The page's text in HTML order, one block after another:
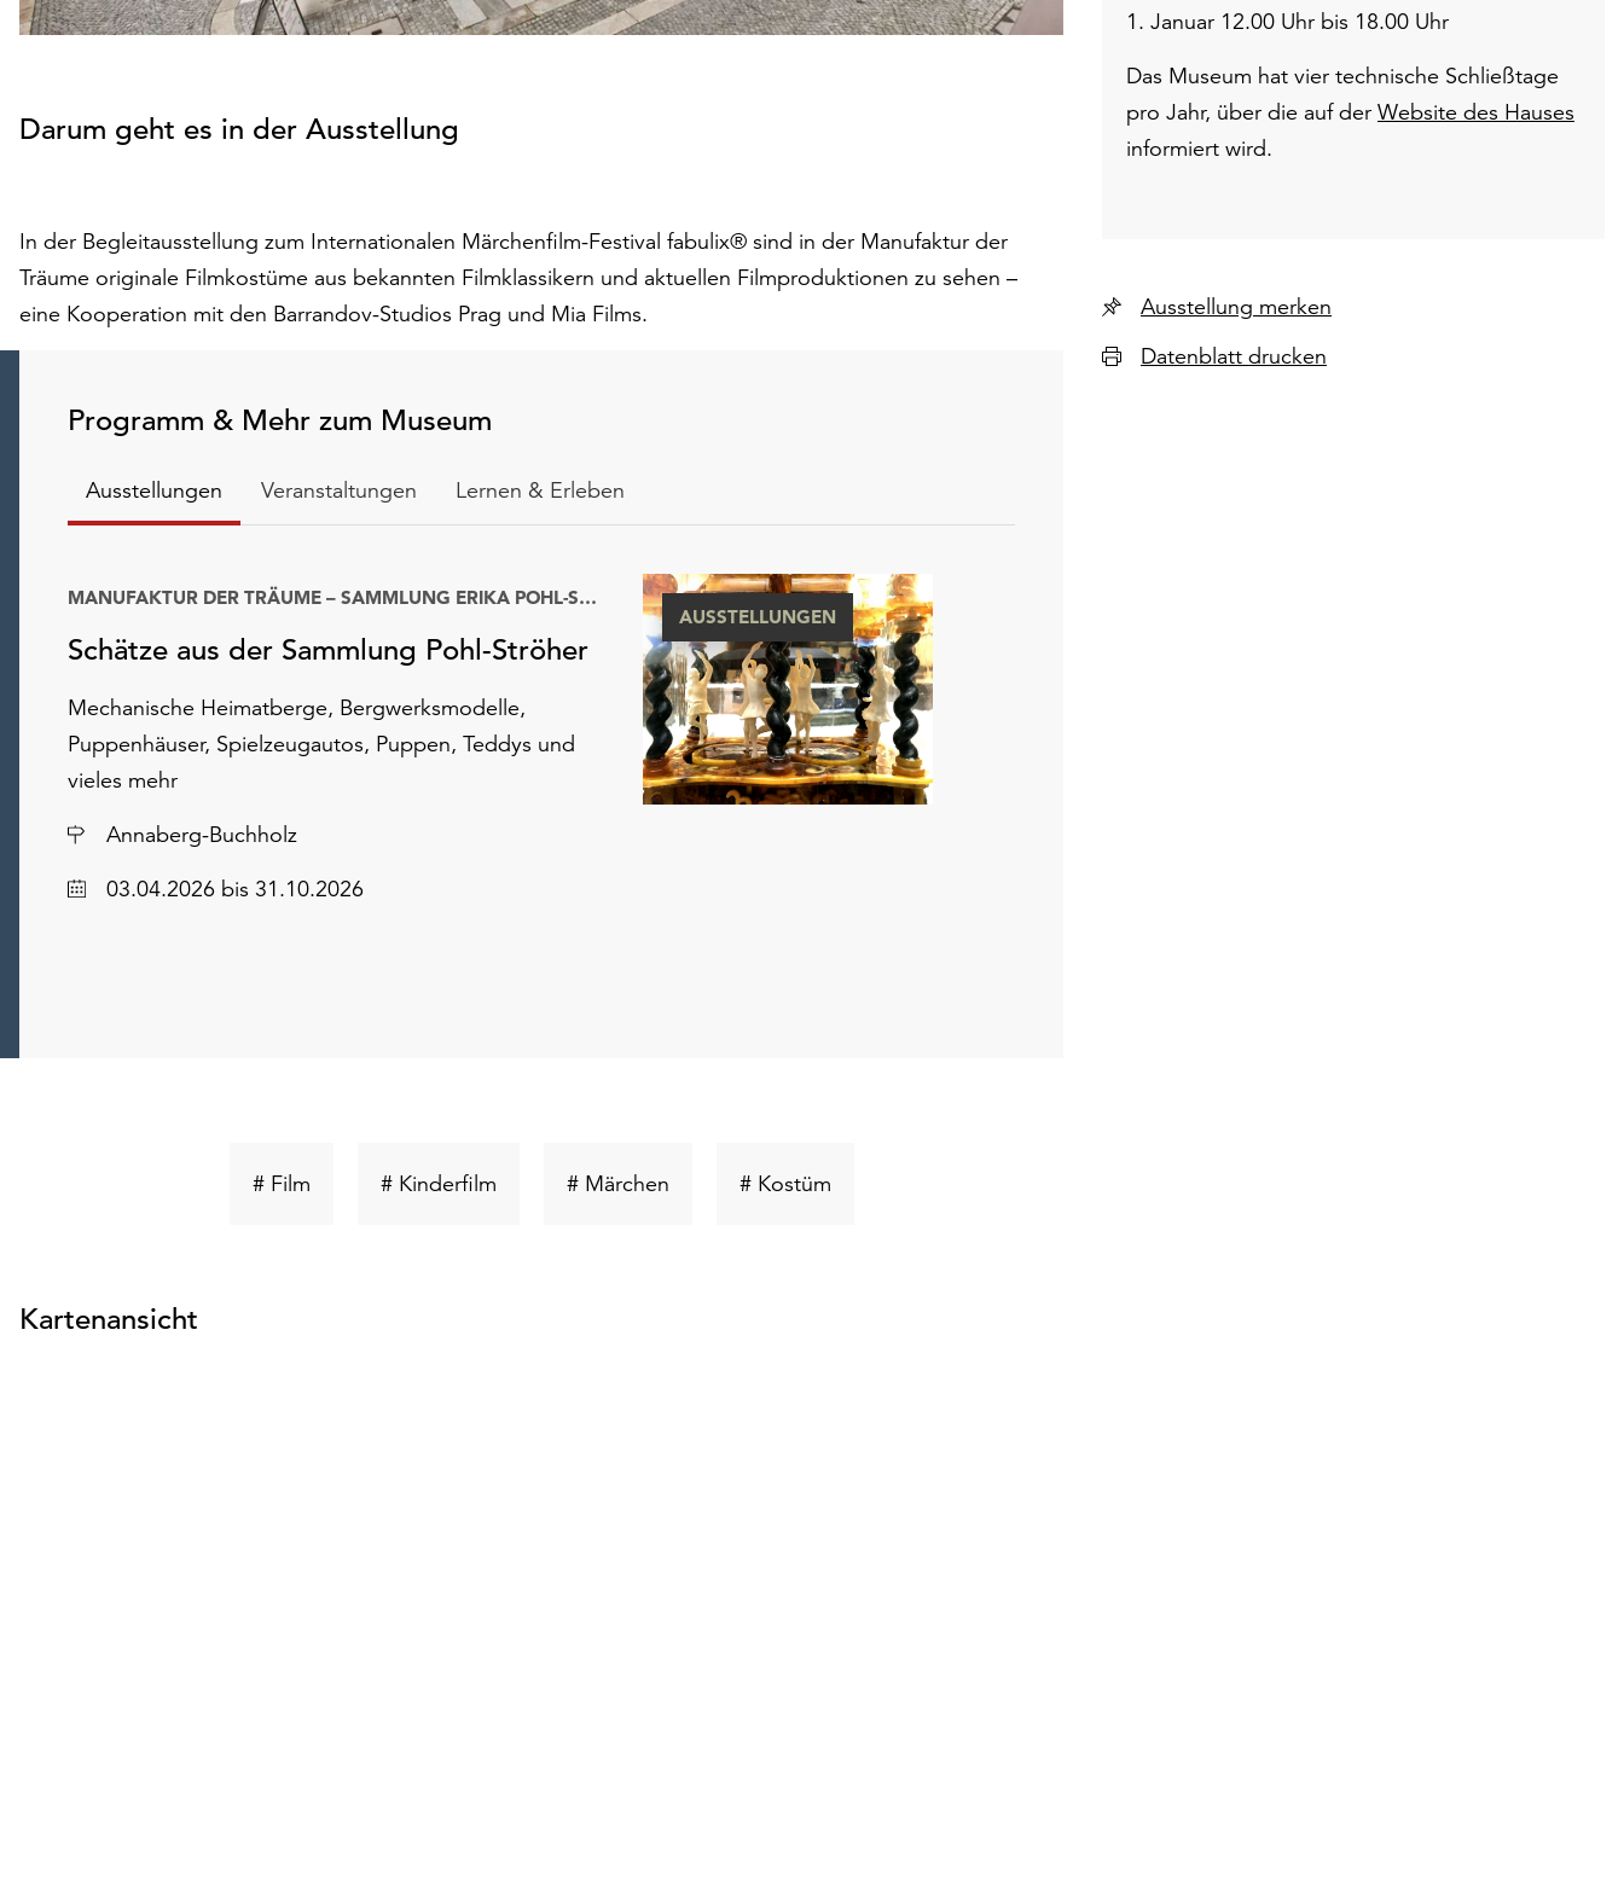
Darum geht es in der Ausstellung
In der Begleitausstellung zum Internationalen Märchenfilm-Festival fabulix® sind in der Manufaktur der
Träume originale Filmkostüme aus bekannten Filmklassikern und aktuellen Filmproduktionen zu sehen –
eine Kooperation mit den Barrandov-Studios Prag und Mia Films.
Programm & Mehr zum Museum
Ausstellungen Veranstaltungen Lernen & Erleben
Schätze aus der Sammlung Pohl-Ströher
MANUFAKTUR DER TRÄUME – SAMMLUNG ERIKA POHL-STRÖHER
Mechanische Heimatberge, Bergwerksmodelle,
Puppenhäuser, Spielzeugautos, Puppen, Teddys und
vieles mehr
Ort
Annaberg-Buchholz
Datum03.04.2026 bis 31.10.2026
AUSSTELLUNGEN
# FilmSchlüsselwort# KinderfilmSchlüsselwort
# MärchenSchlüsselwort
# KostümSchlüsselwort
Kartenansicht
1. Januar 12.00 Uhr bis 18.00 Uhr
Das Museum hat vier technische Schließtage
pro Jahr, über die auf der Website des Hauses
informiert wird.
Ausstellung merken
Datenblatt drucken